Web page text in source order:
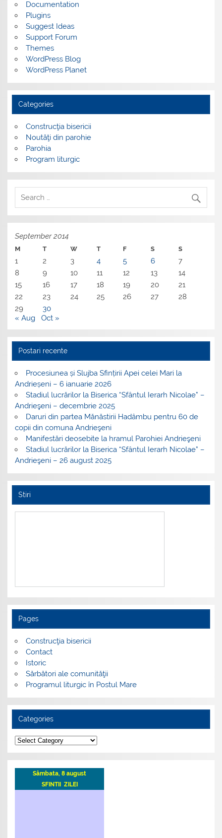
Documentation
Plugins
Suggest Ideas
Support Forum
Themes
WordPress Blog
WordPress Planet
Categories
Construcţia bisericii
Noutăţi din parohie
Parohia
Program liturgic
September 2014
M T W T F S S
1 2 3 4 5 6
7
8
9 10 11 12 13
14
15
16 17 18 19 20
21
22
23 24 25 26 27
28
29
30
« Aug
Oct »
Postari recente
Procesiunea și Slujba Sfințirii Apei celei Mari la
Andrieșeni – 6 ianuarie 2026
Stadiul lucrărilor la Biserica “Sfântul Ierarh Nicolae” –
Andrieşeni – decembrie 2025
Daruri din partea Mănăstirii Hadâmbu pentru 60 de
copii din comuna Andrieşeni
Manifestări deosebite la hramul Parohiei Andrieşeni
Stadiul lucrărilor la Biserica “Sfântul Ierarh Nicolae” –
Andrieşeni – 26 august 2025
Stiri
Pages
Construcţia bisericii
Contact
Istoric
Sărbători ale comunităţii
Programul liturgic în Postul Mare
Categories
Categories
Sâmbata, 8 august
SFINTII ZILEI